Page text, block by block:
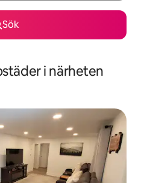
Sök
i närheten